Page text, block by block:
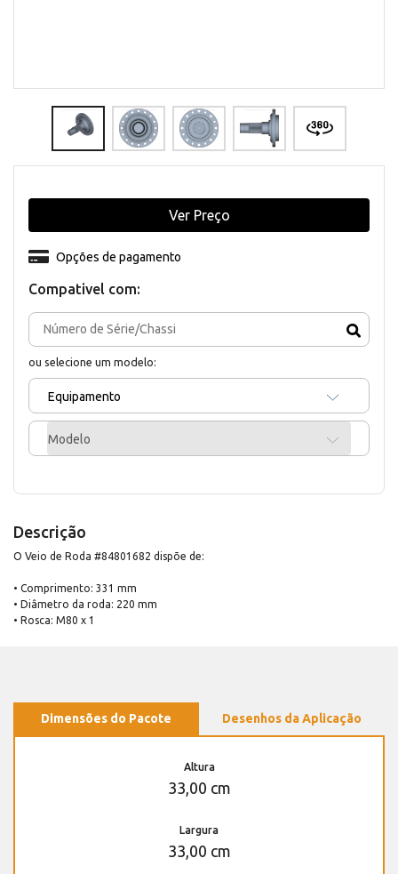
Compativel com:
ou selecione um modelo:
Equipamento
Modelo
Opções de pagamento
Ver Preço
Descrição
O Veio de Roda #84801682 dispõe de:
• Comprimento: 331 mm
• Diâmetro da roda: 220 mm
• Rosca: M80 x 1
Dimensões do Pacote Desenhos da Aplicação
Altura
33,00 cm
Largura
33,00 cm